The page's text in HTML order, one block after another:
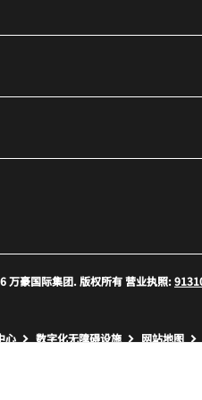
窗口
万豪国际集团. 版权所有 营业执照:
窗口
心 数字化无障碍设施 网站地图